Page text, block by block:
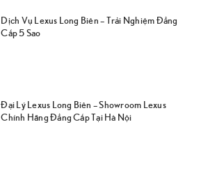
Dịch Vụ Lexus Long Biên – Trải Nghiệm Đẳng
Cấp 5 Sao
Đại Lý Lexus Long Biên – Showroom Lexus
Chính Hãng Đẳng Cấp Tại Hà Nội